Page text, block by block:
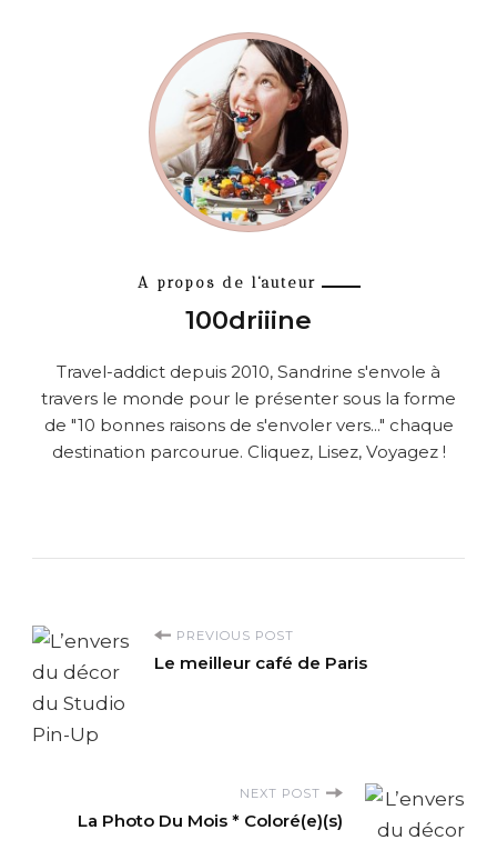
A propos de l'auteur
100driiine
Travel-addict depuis 2010, Sandrine s'envole à
travers le monde pour le présenter sous la forme
de "10 bonnes raisons de s'envoler vers..." chaque
destination parcourue. Cliquez, Lisez, Voyagez !
P
o
s
PREVIOUS POST
Le meilleur café de Paris
NEXT POST
La Photo Du Mois * Coloré(e)(s)